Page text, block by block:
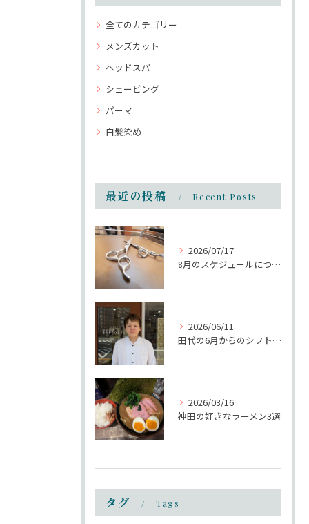
全てのカテゴリー
メンズカット
ヘッドスパ
シェービング
パーマ
白髪染め
最近の投稿 Recent Posts
2026/07/17
8月のスケジュールについて
2026/06/11
田代の6月からのシフトについて
2026/03/16
神田の好きなラーメン3選
タグ Tags